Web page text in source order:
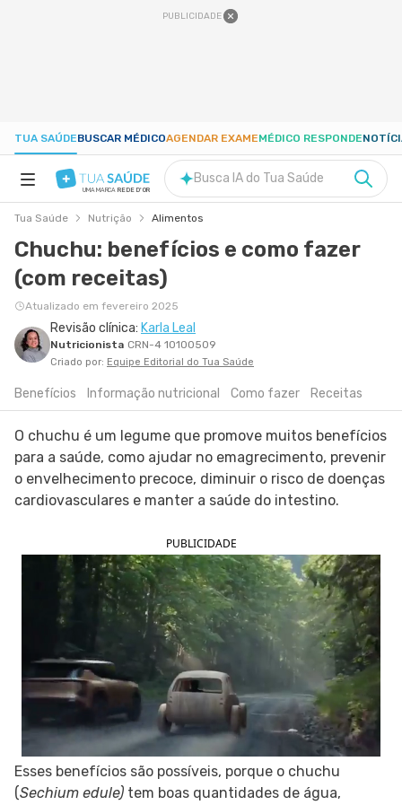
PUBLICIDADE
TUA SAÚDEBUSCAR MÉDICOAGENDAR EXAMEMÉDICO RESPONDE
NUTRIÇÃO
GRAVIDEZ
SIGA O TUA SAÚDE NAS REDES SOCIAIS
UMA MARCA REDE D'OR
Busca IA do Tua Saúde
Tua Saúde Nutrição Alimentos
Chuchu: benefícios e como fazer
(com receitas)
Atualizado em fevereiro 2025
Revisão clínica: Karla Leal
Nutricionista CRN-4 10100509
Criado por: Equipe Editorial do Tua Saúde
Benefícios Informação nutricional Como fazer Receitas
O chuchu é um legume que promove muitos benefícios
para a saúde, como ajudar no emagrecimento, prevenir
o envelhecimento precoce, diminuir o risco de doenças
cardiovasculares e manter a saúde do intestino.
PUBLICIDADE
Esses benefícios são possíveis, porque o chuchu
(Sechium edule) tem boas quantidades de água,